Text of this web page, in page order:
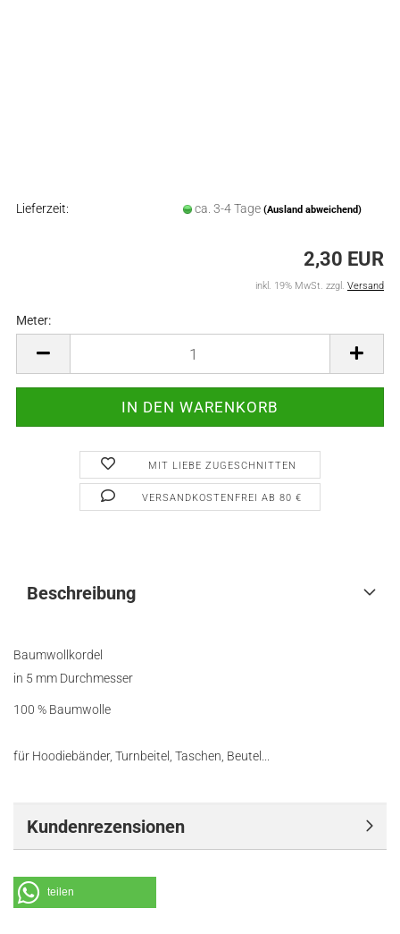
Lieferzeit: ca. 3-4 Tage (Ausland abweichend)
2,30 EUR
inkl. 19% MwSt. zzgl. Versand
Meter:
MIT LIEBE ZUGESCHNITTEN
VERSANDKOSTENFREI AB 80 €
Beschreibung
Baumwollkordel
in 5 mm Durchmesser
100 % Baumwolle
für Hoodiebänder, Turnbeitel, Taschen, Beutel...
Kundenrezensionen
teilen